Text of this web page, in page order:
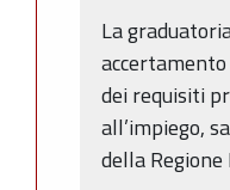
La
dei requisiti
all’impiego,
della